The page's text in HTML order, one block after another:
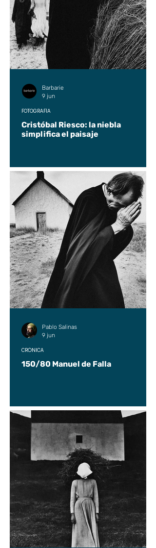
Cristóbal Riesco: la niebla
simplifica el paisaje
FOTOGRAFÍA
Barbarie
9 jun
150/80 Manuel de Falla
CRÓNICA
Pablo Salinas
9 jun